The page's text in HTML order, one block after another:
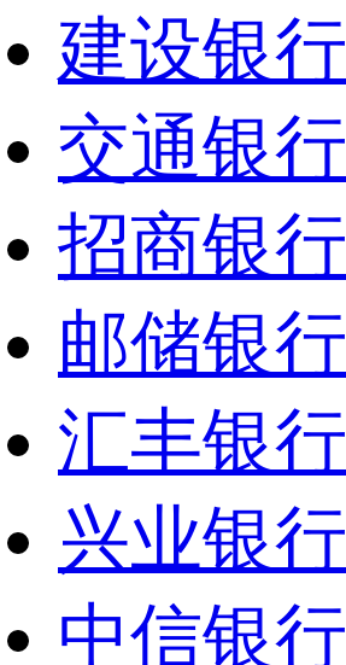
建设银行
交通银行
招商银行
邮储银行
汇丰银行
兴业银行
中信银行